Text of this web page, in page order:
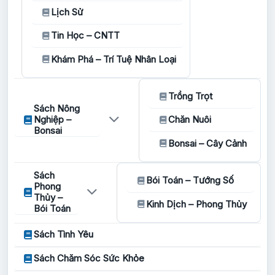
Lịch Sử
Tin Học – CNTT
Khám Phá – Trí Tuệ Nhân Loại
Sách Nông
Nghiệp –
Bonsai
Trồng Trọt
Chăn Nuôi
Bonsai – Cây Cảnh
Sách
Phong
Thủy –
Bói Toán
Bói Toán – Tướng Số
Kinh Dịch – Phong Thủy
Sách Tình Yêu
Sách Chăm Sóc Sức Khỏe